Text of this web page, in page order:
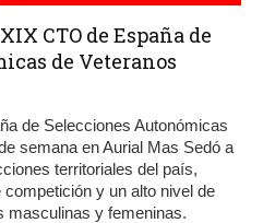
CTO de España de
de Veteranos
de Selecciones Autonómicas
semana en Aurial Mas Sedó a
territoriales del país,
y un alto nivel de
masculinas y femeninas.